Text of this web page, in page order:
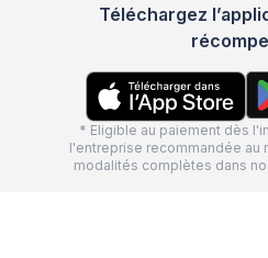
Téléchargez
* Eligible au paiement dès
l'entreprise recommandée au
modalités complètes dans